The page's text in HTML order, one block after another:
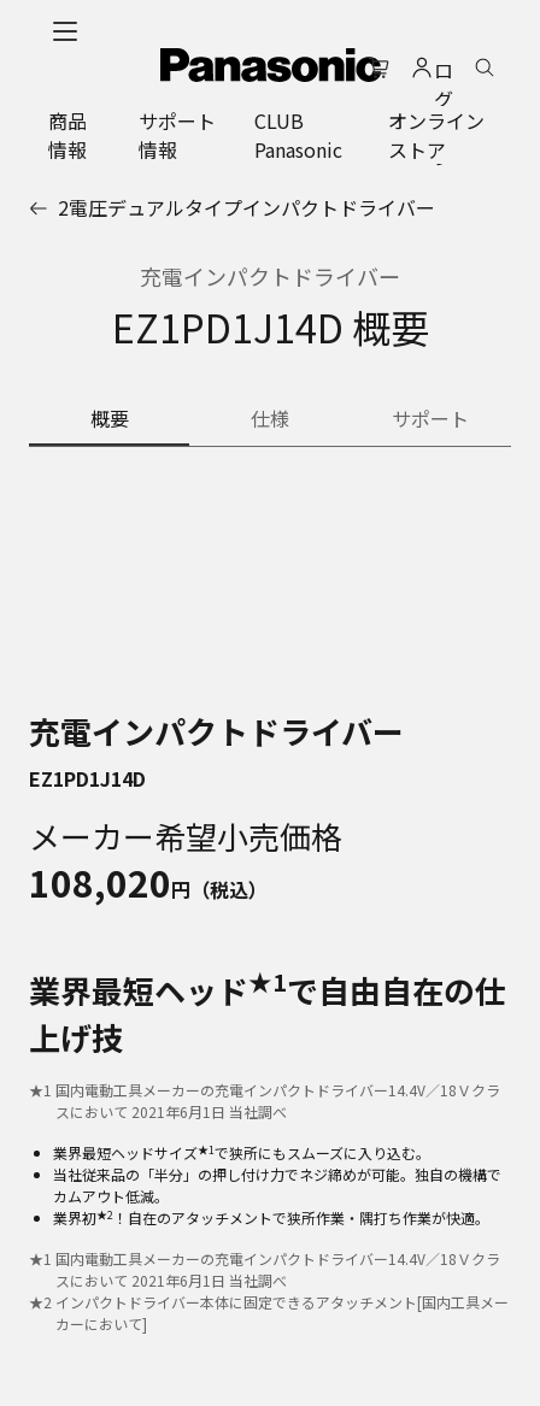
ロ
グ
イ
ン
商品
情報
サポート
情報
CLUB
Panasonic
オンライン
ストア
2電圧デュアルタイプインパクトドライバー
充電インパクトドライバー
EZ1PD1J14D 概要
概要 仕様 サポート
充電インパクトドライバー
EZ1PD1J14D
メーカー希望小売価格
108,020円（税込）
業界最短ヘッド★1で自由自在の仕
上げ技
★1 国内電動工具メーカーの充電インパクトドライバー14.4V／18Ｖクラ
スにおいて 2021年6月1日 当社調べ
業界最短ヘッドサイズ★1で狭所にもスムーズに入り込む。
当社従来品の「半分」の押し付け力でネジ締めが可能。独自の機構で
カムアウト低減。
業界初★2 ！自在のアタッチメントで狭所作業・隅打ち作業が快適。
★1 国内電動工具メーカーの充電インパクトドライバー14.4V／18Ｖクラ
スにおいて 2021年6月1日 当社調べ
★2 インパクトドライバー本体に固定できるアタッチメント[国内工具メー
カーにおいて]